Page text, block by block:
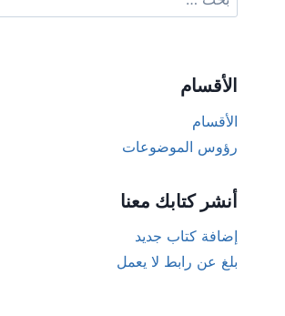
عن:
الأقسام
الأقسام
رؤوس الموضوعات
أنشر كتابك معنا
إضافة كتاب جديد
بلغ عن رابط لا يعمل